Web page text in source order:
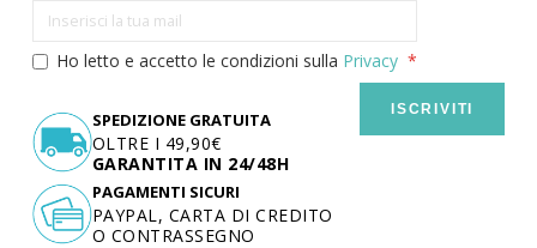
Ho letto e accetto le condizioni sulla Privacy
ISCRIVITI
SPEDIZIONE GRATUITA
OLTRE I 49,90€
GARANTITA IN 24/48H
PAGAMENTI SICURI
PAYPAL, CARTA DI CREDITO
O CONTRASSEGNO